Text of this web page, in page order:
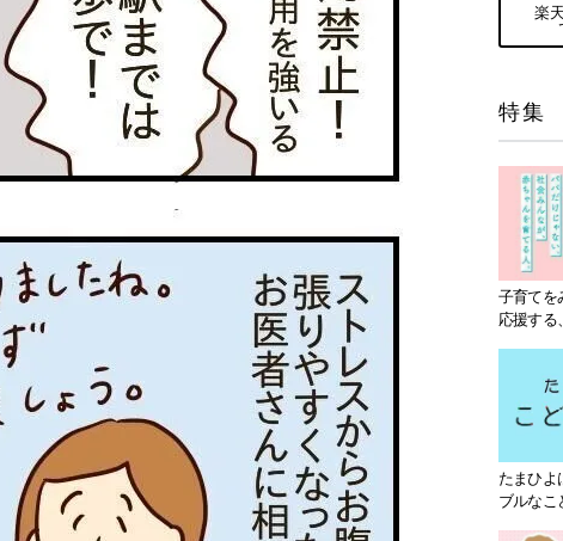
楽
特集
子育てを
応援する
たまひよ
ブルなこ